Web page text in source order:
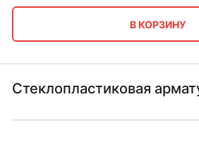
В КОРЗИНУ
Стеклопластиковая